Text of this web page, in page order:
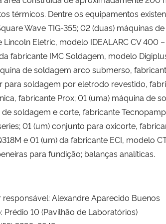
térmicos. Dentre os equipamentos
Wave TIG-355; 02 (duas) máquinas
Lincoln Eletric, modelo IDEALARC CV 400
fabricante IMC Soldagem, modelo
de soldagem arco submerso,
para soldagem por eletrodo revestido,
fabricante Prox; 01 (uma) máquina de
soldagem e corte, fabricante
01 (um) conjunto para oxicorte,
e 01 (um) da fabricante ECI, modelo
para fundição; balanças analíticas.
responsável: Alexandre Aparecido Buenos
Prédio 10 (Pavilhão de Laboratórios)